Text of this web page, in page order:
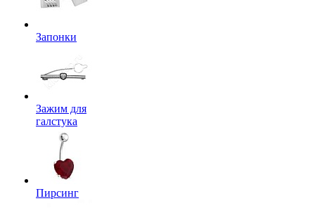
Запонки
Зажим для
галстука
Пирсинг